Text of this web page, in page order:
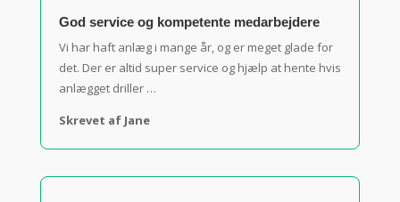
God service og kompetente medarbejdere
Vi har haft anlæg i mange år, og er meget glade for
det. Der er altid super service og hjælp at hente hvis
anlægget driller …
Skrevet af Jane